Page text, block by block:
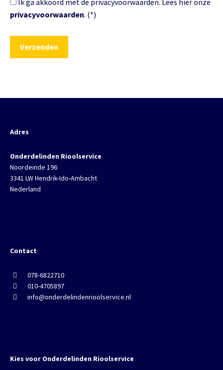
Ik ga akkoord met de privacyvoorwaarden. Lees hier onze
privacyvoorwaarden. (*)
Adres
Onderdelinden Rioolservice
Noordeinde 196
3341 LW Hendrik-Ido-Ambacht
Nederland
Contact
078-6822710
010-4705897
info@onderdelindenrioolservice.nl
Kies voor Onderdelinden Rioolservice